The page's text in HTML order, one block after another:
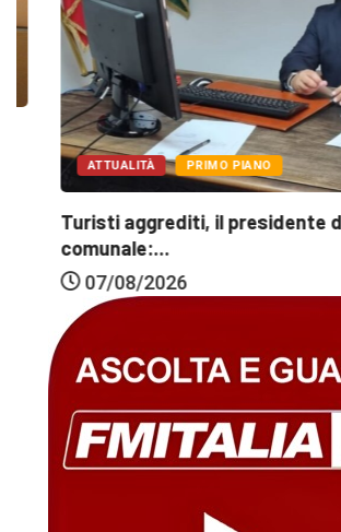
ATTUALITÀ PRIMO PIANO
Turisti aggrediti, il presidente del
comunale:...
07/08/2026